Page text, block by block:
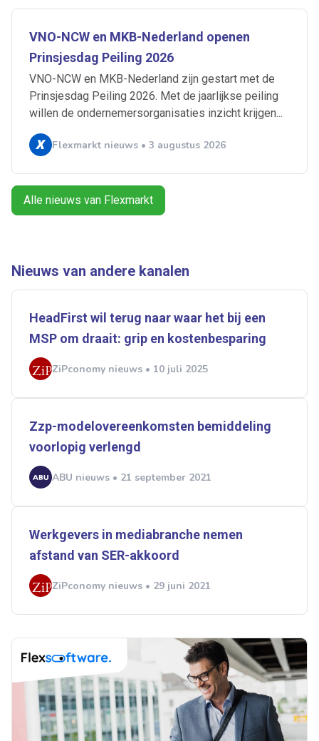
VNO-NCW en MKB-Nederland openen
Prinsjesdag Peiling 2026
VNO-NCW en MKB-Nederland zijn gestart met de
Prinsjesdag Peiling 2026. Met de jaarlijkse peiling
willen de ondernemersorganisaties inzicht krijgen...
Flexmarkt nieuws • 3 augustus 2026
Alle nieuws van Flexmarkt
Nieuws van andere kanalen
HeadFirst wil terug naar waar het bij een
MSP om draait: grip en kostenbesparing
ZiPconomy nieuws • 10 juli 2025
Zzp-modelovereenkomsten bemiddeling
voorlopig verlengd
ABU nieuws • 21 september 2021
Werkgevers in mediabranche nemen
afstand van SER-akkoord
ZiPconomy nieuws • 29 juni 2021
Ontvang vacatures direct in je
mailbox
Alerts ontvangen
Alles Ingezonden ABU Bureau Cicero
Doorzaam
Flexmarkt
Flexnieuws NBBU
Normering Arbeid
ZiPconomy